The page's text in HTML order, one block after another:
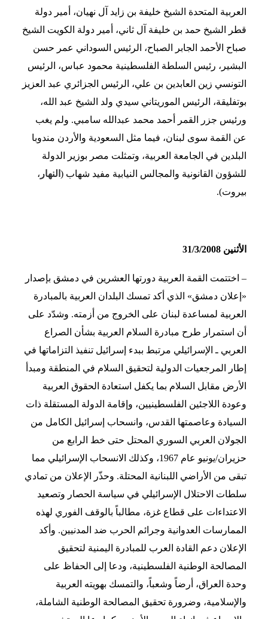
العربية المتحدة الشيخ خليفة بن زايد آل نهيان، أمير دولة
قطر الشيخ حمد بن خليفة آل ثاني، أمير دولة الكويت الشيخ
صباح الأحمد الجابر الصباح، الرئيس السوداني عمر حسن
البشير، رئيس السلطة الفلسطينية محمود عباس، الرئيس
التونسي زين العابدين بن علي، الرئيس الجزائري عبد العزيز
بوتفليقة، الرئيس الموريتاني سيدي ولد الشيخ عبد الله،
ورئيس جزر القمر أحمد محمد عبدالله سامبي. ولم يغب
عن القمة سوى لبنان، فيما مثل السعودية والأردن مندوبا
البلدين في الجامعة العربية، وتمثلت مصر بوزير الدولة
للشؤون القانونية والمجالس النيابية مفيد شهاب ( النهار ،
بيروت).
الأثنين 31/3/2008
– اختتمت القمة العربية دورتها العشرين في دمشق بإصدار
«إعلان دمشق» الذي أكد تمسك البلدان العربية بالمبادرة
العربية لمساعدة لبنان على الخروج من أزمته. وشدّد على
أن استمرار طرح مبادرة السلام العربية بشأن الصراع
العربي ـ الإسرائيلي مرتبط ببدء إسرائيل تنفيذ التزاماتها في
إطار المرجعيات الدولية لتحقيق السلام في المنطقة ومبدأ
الأرض مقابل السلام بما يكفل استعادة الحقوق العربية
وعودة اللاجئين الفلسطينيين، وإقامة الدولة المستقلة ذات
السيادة وعاصمتها القدس، وانسحاب إسرائيل الكامل من
الجولان العربي السوري المحتل حتى خط الرابع من
حزيران/يونيو عام 1967، وكذلك الانسحاب الإسرائيلي مما
تبقى من الأراضي اللبنانية المحتلة. وحذّر الإعلان من تمادي
سلطات الاحتلال الإسرائيلي في سياسة الحصار وتصعيد
الاعتداءات على قطاع غزة، مطالباً بالوقف الفوري لهذه
الممارسات العدوانية وجرائم الحرب ضد المدنيين. وأكد
الإعلان دعم القادة العرب للمبادرة اليمنية لتحقيق
المصالحة الوطنية الفلسطينية، ودعا إلى الحفاظ على
وحدة العراق، أرضاً وشعباً، والتمسك بهويته العربية
والإسلامية، وضرورة تحقيق المصالحة الوطنية الشاملة،